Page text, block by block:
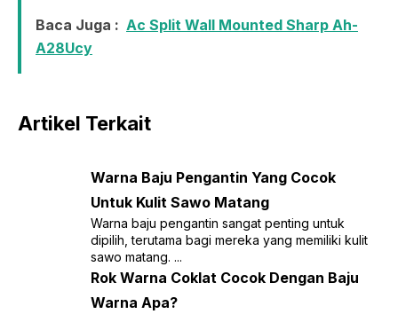
Baca Juga : Ac Split Wall Mounted Sharp Ah-
A28Ucy
Artikel Terkait
Warna Baju Pengantin Yang Cocok
Untuk Kulit Sawo Matang
Warna baju pengantin sangat penting untuk
dipilih, terutama bagi mereka yang memiliki kulit
sawo matang. ...
Rok Warna Coklat Cocok Dengan Baju
Warna Apa?